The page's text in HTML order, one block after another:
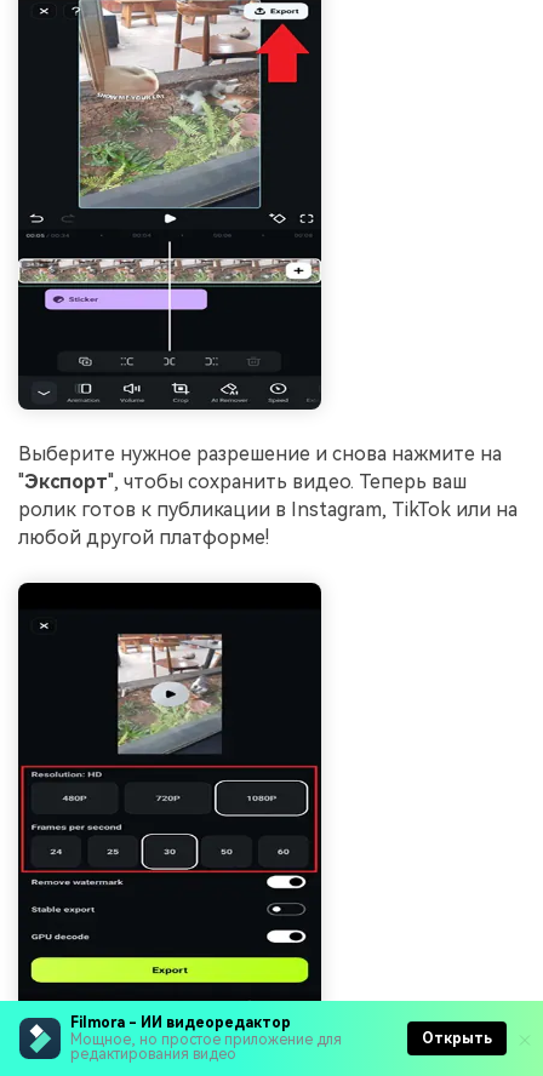
Filmora - ИИ видеоредактор
Мощное, но простое приложение для
редактирования видео
Открыть
Выберите нужное разрешение и снова нажмите на
"Экспорт", чтобы сохранить видео. Теперь ваш
ролик готов к публикации в Instagram, TikTok или на
любой другой платформе!